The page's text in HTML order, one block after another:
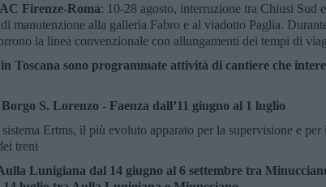
Firenze-Roma: 10-28 agosto, interruzione tra Chiusi Sud
manutenzione alla galleria Fabro e al viadotto Paglia.
la linea convenzionale con allungamenti dei tempi di
Toscana sono programmate attività di cantiere che
S. Lorenzo - Faenza dall’11 giugno al 1 luglio
Ertms, il più evoluto apparato per la supervisione e
treni
Lunigiana dal 14 giugno al 6 settembre tra